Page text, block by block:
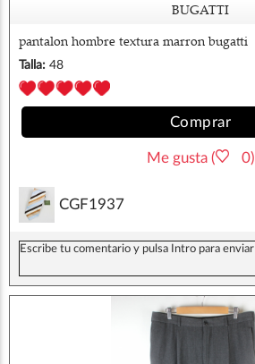
BUGATTI
pantalon hombre textura marron bugatti
Talla: 48
Comprar
Me gusta ( 0)
CGF1937